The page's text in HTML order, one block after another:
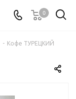
0
- Кофе ТУРЕЦКИЙ